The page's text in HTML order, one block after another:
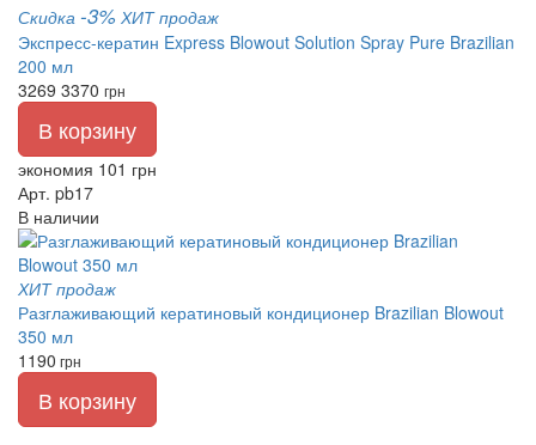
Скидка -3% ХИТ продаж
Экспресс-кератин Express Blowout Solution Spray Pure Brazilian
200 мл
3269 3370 грн
В корзину
экономия 101 грн
Арт. pb17
В наличии
ХИТ продаж
Разглаживающий кератиновый кондиционер Brazilian Blowout
350 мл
1190 грн
В корзину